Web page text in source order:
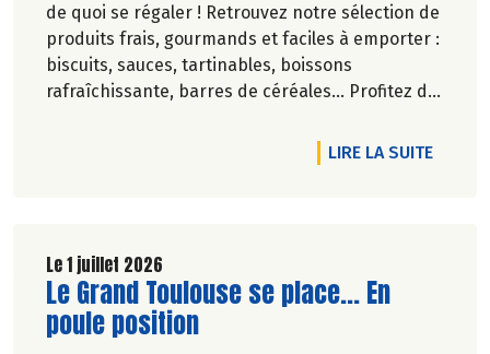
de quoi se régaler ! Retrouvez notre sélection de
produits frais, gourmands et faciles à emporter :
biscuits, sauces, tartinables, boissons
rafraîchissante, barres de céréales... Profitez de
LIRE LA SUITEDE
Le 1 juillet 2026
Lire la suite de l'article
Le Grand Toulouse se place... En
poule position